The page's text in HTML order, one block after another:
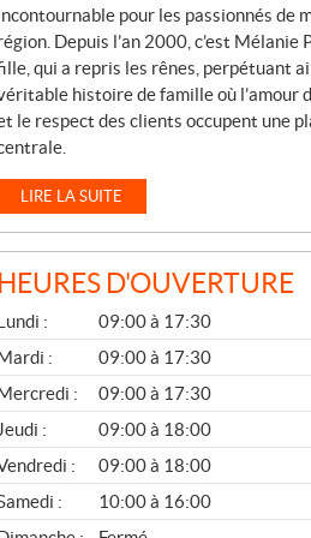
pour les passionnés de
Depuis l’an 2000, c’est Mélanie
qui a repris les rênes, perpétuant
histoire de famille où l’amour
le respect des clients occupent une
LIRE LA SUITE
HEURES D'OUVERTURE
Lundi :
09:00 à 17:30
Mardi :
09:00 à 17:30
Mercredi :
09:00 à 17:30
:
09:00 à 18:00
:
09:00 à 18:00
:
10:00 à 16:00